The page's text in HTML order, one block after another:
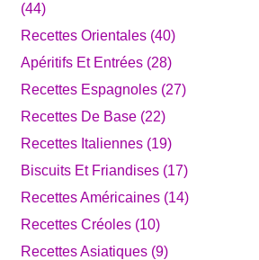
(44)
Recettes Orientales (40)
Apéritifs Et Entrées (28)
Recettes Espagnoles (27)
Recettes De Base (22)
Recettes Italiennes (19)
Biscuits Et Friandises (17)
Recettes Américaines (14)
Recettes Créoles (10)
Recettes Asiatiques (9)